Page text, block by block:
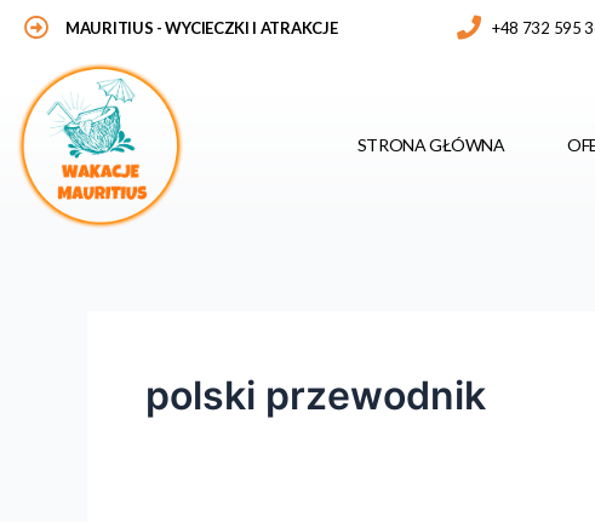
Skip
content
MAURITIUS - WYCIECZKI I ATRAKCJE +48 732 595
STRONA GŁÓWNA
polski przewodnik